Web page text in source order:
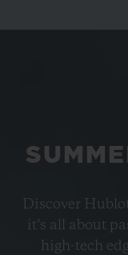
PETROL
Discover
it’s all about
high-tech